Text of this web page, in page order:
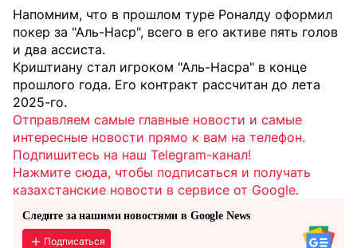
Напомним, что в прошлом туре Роналду оформил
покер за "Аль-Наср", всего в его активе пять голов
и два ассиста.
Криштиану стал игроком "Аль-Насра" в конце
прошлого года. Его контракт рассчитан до лета
2025-го.
Отправляем самые главные новости и самые
интересные новости прямо к вам на телефон.
Подпишитесь на наш Telegram-канал!
Нажмите сюда, чтобы подписаться и получать
казахстанские новости в сервисе от Google.
Следите за нашими новостями в Google News
Подписаться